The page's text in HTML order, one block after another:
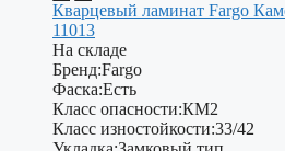
Кварцевый ламинат Fargo
11013
На складе
Бренд:Fargo
Фаска:Есть
Класс опасности:КМ2
Класс изностойкости:33/42